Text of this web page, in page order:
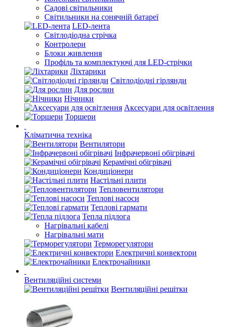
Садові світильники
Світильники на сонячній батареї
LED-лента
Світлодіодна стрічка
Контролери
Блоки живлення
Профіль та комплектуючі для LED-стрічки
Ліхтарики
Світлодіодні гірлянди
Для рослин
Нічники
Аксесуари для освітлення
Торшери
Кліматична техніка
Вентилятори
Інфрачервоні обігрівачі
Керамічні обігрівачі
Кондиціонери
Настільні плити
Тепловентилятори
Теплові насоси
Теплові гармати
Тепла підлога
Нагрівальні кабелі
Нагрівальні мати
Терморегулятори
Електричні конвектори
Електрочайники
Вентиляційні системи
Вентиляційні решітки